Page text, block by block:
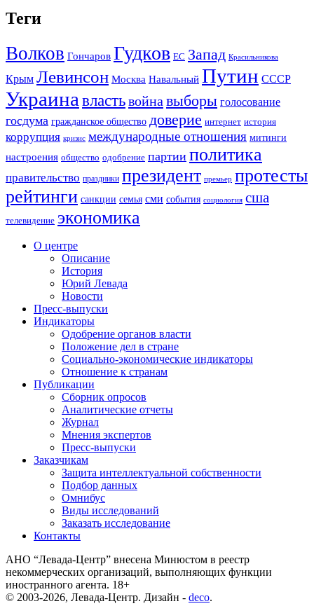
Теги
Волков Гончаров Гудков ЕС Запад Красильникова
Крым Левинсон Москва Навальный Путин СССР
Украина властьвойна выборы голосование
госдума гражданское общество доверие интернет история
коррупция кризис международные отношения митинги
настроения общество одобрение партии политика
правительство праздники президент премьер протесты
рейтинги санкции семья сми события социология сша
телевидение экономика
О центре
Описание
История
Юрий Левада
Новости
Пресс-выпуски
Индикаторы
Одобрение органов власти
Положение дел в стране
Социально-экономические индикаторы
Отношение к странам
Публикации
Сборник опросов
Аналитические отчеты
Журнал
Мнения экспертов
Пресс-выпуски
Заказчикам
Защита интеллектуальной собственности
Подбор данных
Омнибус
Виды исследований
Заказать исследование
Контакты
АНО “Левада-Центр” внесена Минюстом в реестр
некоммерческих организаций, выполняющих функции
иностранного агента. 18+
© 2003-2026, Левада-Центр. Дизайн - deco.